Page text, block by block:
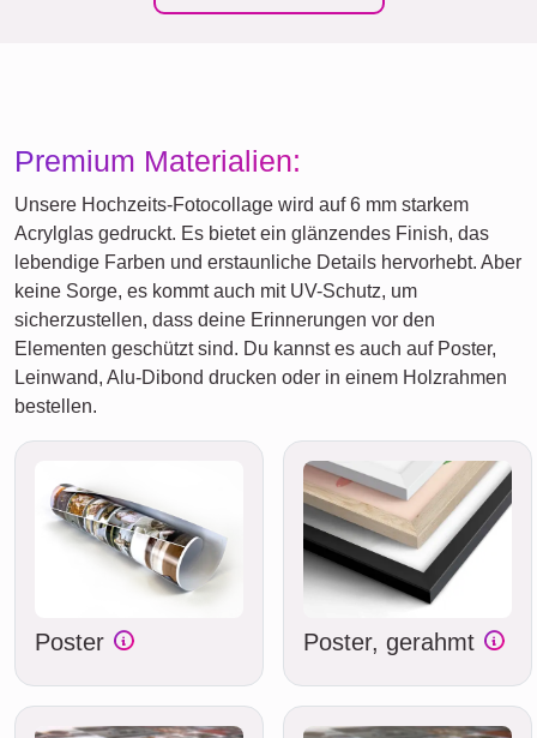
Premium Materialien:
Unsere Hochzeits-Fotocollage wird auf 6 mm starkem
Acrylglas gedruckt. Es bietet ein glänzendes Finish, das
lebendige Farben und erstaunliche Details hervorhebt. Aber
keine Sorge, es kommt auch mit UV-Schutz, um
sicherzustellen, dass deine Erinnerungen vor den
Elementen geschützt sind. Du kannst es auch auf Poster,
Leinwand, Alu-Dibond drucken oder in einem Holzrahmen
bestellen.
Poster Poster, gerahmt